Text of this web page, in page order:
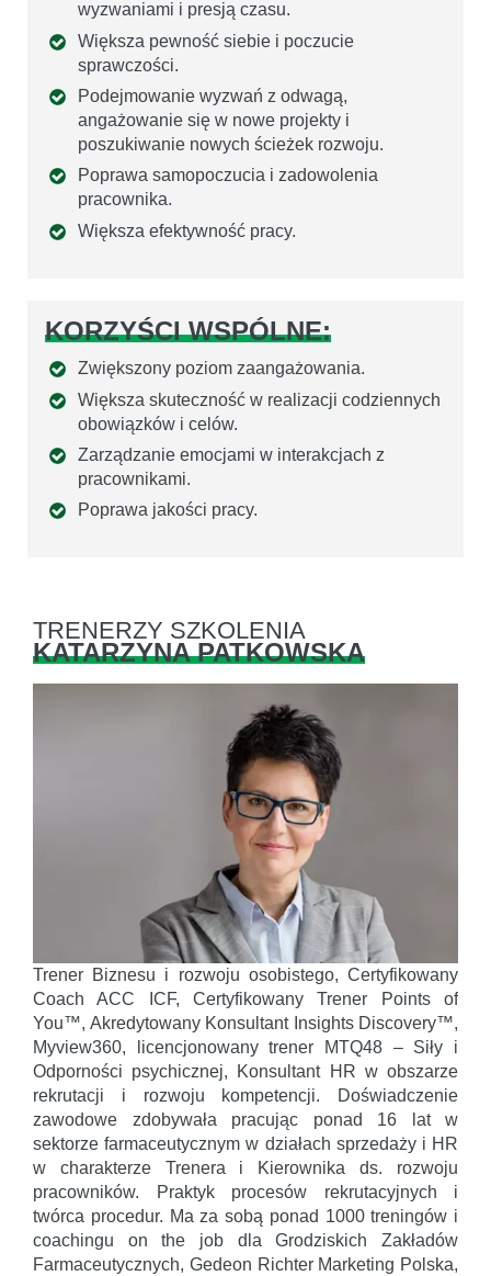
wyzwaniami i presją czasu.
Większa pewność siebie i poczucie
sprawczości.
Podejmowanie wyzwań z odwagą,
angażowanie się w nowe projekty i
poszukiwanie nowych ścieżek rozwoju.
Poprawa samopoczucia i zadowolenia
pracownika.
Większa efektywność pracy.
KORZYŚCI WSPÓLNE:
Zwiększony poziom zaangażowania.
Większa skuteczność w realizacji codziennych
obowiązków i celów.
Zarządzanie emocjami w interakcjach z
pracownikami.
Poprawa jakości pracy.
TRENERZY SZKOLENIA
KATARZYNA PATKOWSKA
Trener Biznesu i rozwoju osobistego, Certyfikowany
Coach ACC ICF, Certyfikowany Trener Points of
You™, Akredytowany Konsultant Insights Discovery™,
Myview360, licencjonowany trener MTQ48 – Siły i
Odporności psychicznej, Konsultant HR w obszarze
rekrutacji i rozwoju kompetencji. Doświadczenie
zawodowe zdobywała pracując ponad 16 lat w
sektorze farmaceutycznym w działach sprzedaży i HR
w charakterze Trenera i Kierownika ds. rozwoju
pracowników. Praktyk procesów rekrutacyjnych i
twórca procedur. Ma za sobą ponad 1000 treningów i
coachingu on the job dla Grodziskich Zakładów
Farmaceutycznych, Gedeon Richter Marketing Polska,